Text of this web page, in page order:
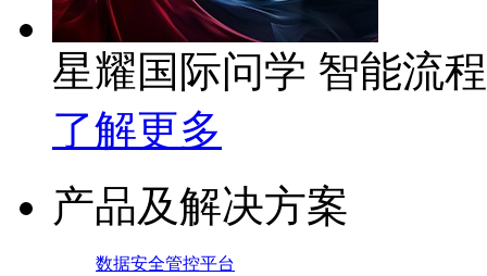
星耀国际问学 智能流
了解更多
产品及解决方案
数据安全管控平台